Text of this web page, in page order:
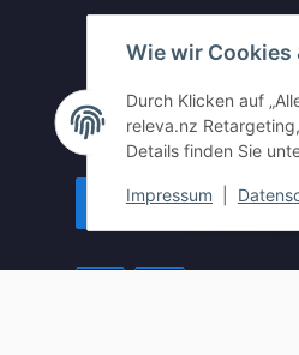
Wie wir Cookies
Durch Klicken auf
releva.nz
Details finden Sie
Impressum
Vertrag